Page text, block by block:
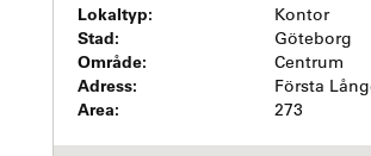
Lokaltyp: Kontor
Stad: Göteborg
Område: Centrum
Adress: Första
Area: 273